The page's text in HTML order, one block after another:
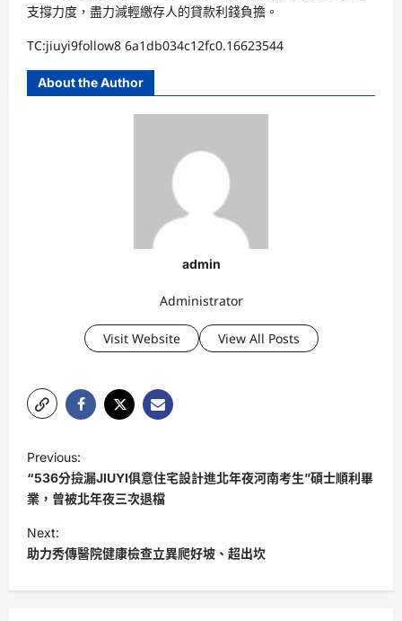
支撐力度，盡力減輕繳存人的貸款利錢負擔。
TC:jiuyi9follow8 6a1db034c12fc0.16623544
About the Author
admin
Administrator
Visit Website View All Posts
o
s
t
n
a
Previous:
“536分撿漏JIUYI俱意住宅設計進北年夜河南考生”碩士順利畢
業，曾被北年夜三次退檔
Next:
助力秀傳醫院健康檢查立異爬好坡、超出坎